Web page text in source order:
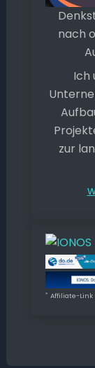
nach
Ich
zur
* Affiliate-Link